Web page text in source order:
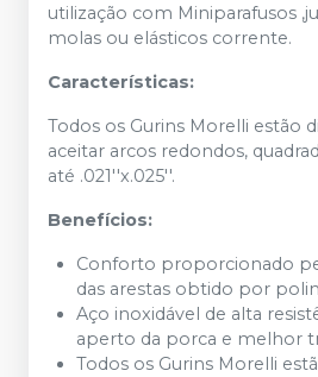
utilização com Miniparafusos
molas ou elásticos corrente.
Características:
Todos os Gurins Morelli estão
aceitar arcos redondos,
até .021''x.025''.
Benefícios:
Conforto proporcionado
das arestas obtido por
Aço inoxidável de alta
aperto da porca e melhor
Todos os Gurins Morelli